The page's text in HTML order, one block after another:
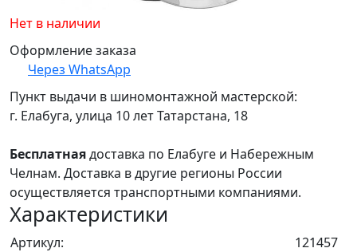
Нет в наличии
Оформление заказа
Через WhatsApp
Пункт выдачи в шиномонтажной мастерской:
г. Елабуга, улица 10 лет Татарстана, 18
Бесплатнаядоставка по Елабуге и Набережным
Челнам. Доставка в другие регионы России
осуществляется транспортными компаниями.
Характеристики
Артикул:
121457